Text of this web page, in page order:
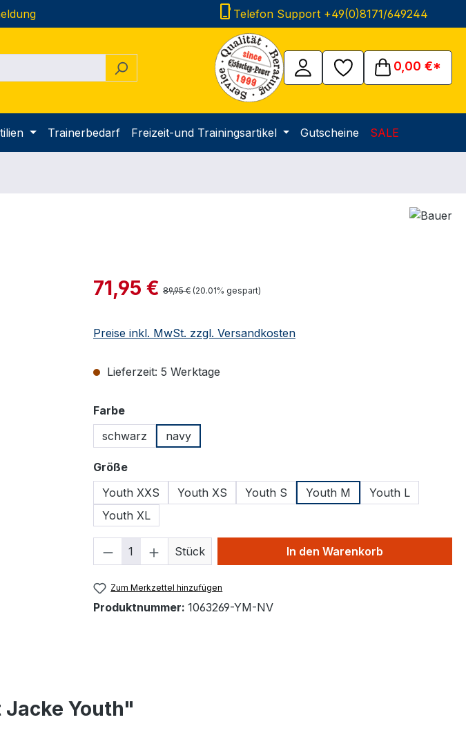
phone_iphone Telefon Support +49(0)8171/649244
0,00 €*
Trainerbedarf Freizeit-und Trainingsartikel Gutscheine SALE
Verkaufspreis:
71,95 € Regulärer Preis:
89,95 € (20.01% gespart)
Preise inkl. MwSt. zzgl. Versandkosten
Lieferzeit: 5 Werktage
Farbeauswählen
schwarz
navy
Größeauswählen
Youth XXS
Youth XS Youth S Youth M
Youth L
Youth XL
Produkt Anzahl: Gib den gewünschten Wert
Stück In den Warenkorb
Zum Merkzettel hinzufügen
Produktnummer: 1063269-YM-NV
Youth"